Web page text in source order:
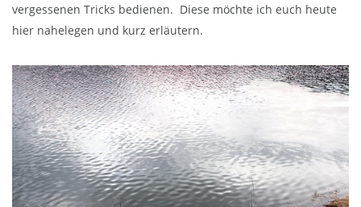
vergessenen Tricks bedienen. Diese möchte ich euch heute
hier nahelegen und kurz erläutern.